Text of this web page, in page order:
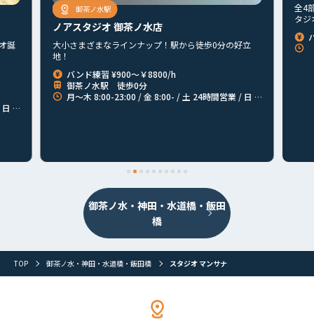
北海道 東北 北関東 甲信越
山陰・山陽
四国 九州 その他
首都圏すべて 麻布・三田・田町 新宿・四谷・高田馬場
誕
御茶ノ水駅
ノアスタジオ 御茶ノ水店
大小さまざまなラインナップ！駅から徒歩0分の好立
地！
バンド練習 ¥900～￥8800/h
御茶ノ水駅 徒歩0分
月〜木 8:00-23:00 / 金 8:00- / 土 24時間営業 / 日 -23:00
全4
タジ
御茶ノ水・神田・水道橋・飯田
橋
TOP 御茶ノ水・神田・水道橋・飯田橋 スタジオ マンサナ